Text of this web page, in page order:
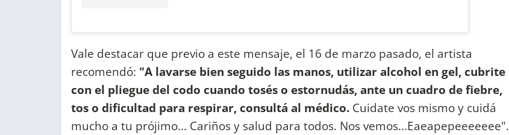
Vale destacar que previo a este mensaje, el 16 de marzo pasado, el artista
recomendó: "A lavarse bien seguido las manos, utilizar alcohol en gel, cubrite
con el pliegue del codo cuando tosés o estornudás, ante un cuadro de fiebre,
tos o dificultad para respirar, consultá al médico. Cuidate vos mismo y cuidá
mucho a tu prójimo... Cariños y salud para todos. Nos vemos...Eaeapepeeeeeee".